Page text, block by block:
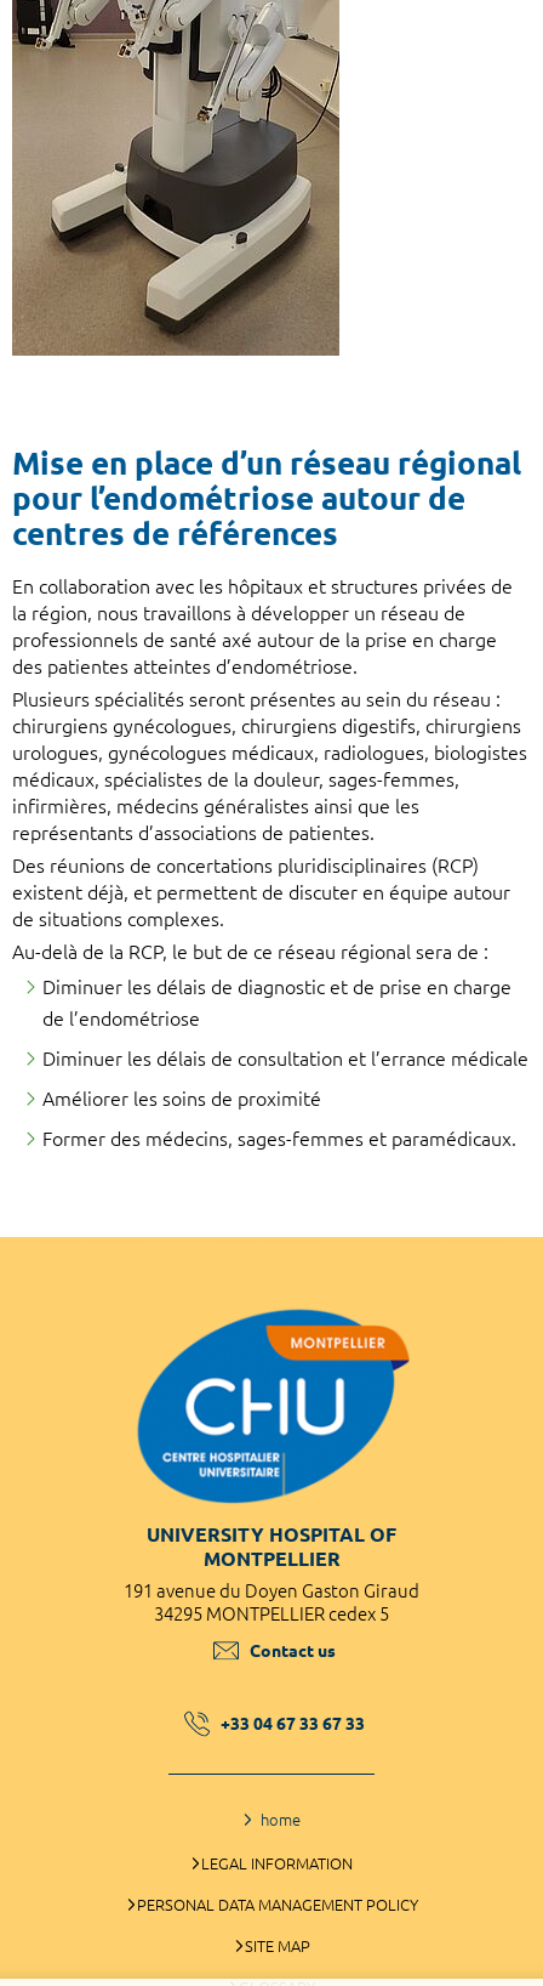
Mise en place d’un réseau régional
pour l’endométriose autour de
centres de références
En collaboration avec les hôpitaux et structures privées de
la région, nous travaillons à développer un réseau de
professionnels de santé axé autour de la prise en charge
des patientes atteintes d’endométriose.
Plusieurs spécialités seront présentes au sein du réseau :
chirurgiens gynécologues, chirurgiens digestifs, chirurgiens
urologues, gynécologues médicaux, radiologues, biologistes
médicaux, spécialistes de la douleur, sages-femmes,
infirmières, médecins généralistes ainsi que les
représentants d’associations de patientes.
Des réunions de concertations pluridisciplinaires (RCP)
existent déjà, et permettent de discuter en équipe autour
de situations complexes.
Au-delà de la RCP, le but de ce réseau régional sera de :
Diminuer les délais de diagnostic et de prise en charge
de l’endométriose
Diminuer les délais de consultation et l’errance médicale
Améliorer les soins de proximité
Former des médecins, sages-femmes et paramédicaux.
UNIVERSITY HOSPITAL OF
MONTPELLIER
191 avenue du Doyen Gaston Giraud
34295 MONTPELLIER cedex 5
Contact us
+33 04 67 33 67 33
home
LEGAL INFORMATION
PERSONAL DATA MANAGEMENT POLICY
SITE MAP